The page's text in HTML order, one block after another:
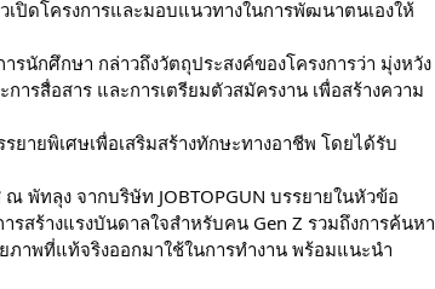
ปิดโครงการและมอบแนวทางในการพัฒนาตนเองให้
นักศึกษา กล่าวถึงวัตถุประสงค์ของโครงการว่า มุ่งหวัง
รสื่อสาร และการเตรียมตัวสมัครงาน เพื่อสร้างความ
ยายพิเศษเพื่อเสริมสร้างทักษะทางอาชีพ โดยได้รับ
พัทลุง จากบริษัท JOBTOPGUN บรรยายในหัวข้อ
รสร้างแรงบันดาลใจสำหรับคน Gen Z รวมถึงการค้นหา
ภาพที่แท้จริงออกมาใช้ในการทำงาน พร้อมแนะนำ